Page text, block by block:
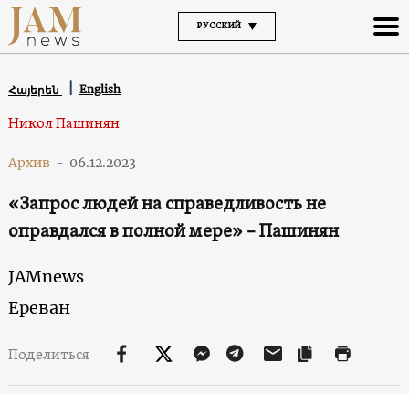
РУССКИЙ
Հայերեն English
Никол Пашинян
Архив - 06.12.2023
«Запрос людей на справедливость не
оправдался в полной мере» – Пашинян
JAMnews
Ереван
Поделиться